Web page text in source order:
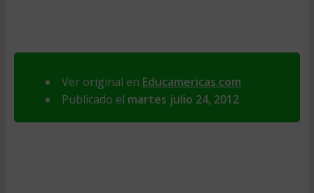
Ver original en Educamericas.com
Publicado el martes julio 24, 2012